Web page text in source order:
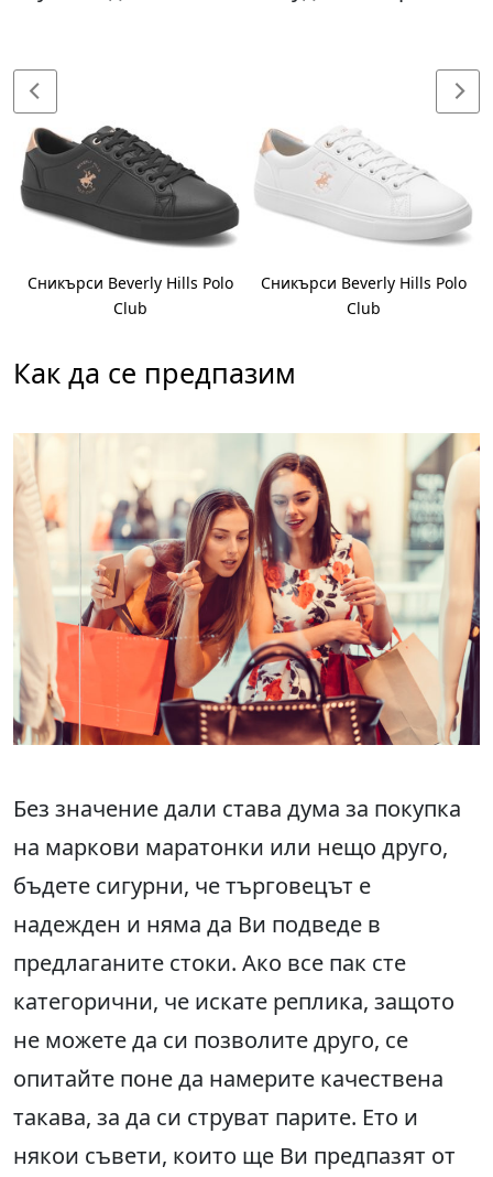
Сникърси Beverly Hills Polo
Club
Сникърси Beverly Hills Polo
Club
Как да се предпазим
Без значение дали става дума за покупка
на маркови маратонки или нещо друго,
бъдете сигурни, че търговецът е
надежден и няма да Ви подведе в
предлаганите стоки. Ако все пак сте
категорични, че искате реплика, защото
не можете да си позволите друго, се
опитайте поне да намерите качествена
такава, за да си струват парите. Ето и
някои съвети, които ще Ви предпазят от